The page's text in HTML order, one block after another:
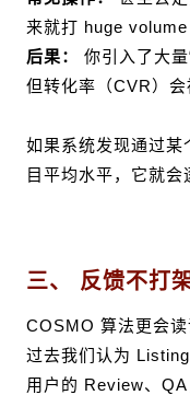
来就打 huge volume
后果：
你引入了大量
但转化率（CVR）会
如果系统发现通过某
目平均水平，它就
三、 反馈不打
COSMO 算法更会读
过去我们认为
用户的 Review、